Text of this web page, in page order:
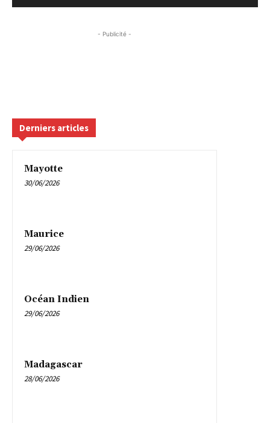
- Publicité -
Derniers articles
Mayotte
30/06/2026
Maurice
29/06/2026
Océan Indien
29/06/2026
Madagascar
28/06/2026